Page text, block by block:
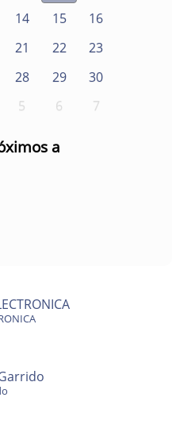
14 15
16
21 22
23
28 29
30
5 6 7
a